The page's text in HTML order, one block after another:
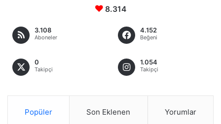
8.314
3.108
Aboneler
4.152
Beğeni
0
Takipçi
1.054
Takipçi
Popüler Son Eklenen Yorumlar